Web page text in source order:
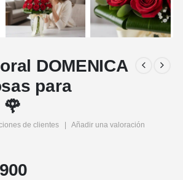
DOMENICA
para
de clientes | Añadir una valoración